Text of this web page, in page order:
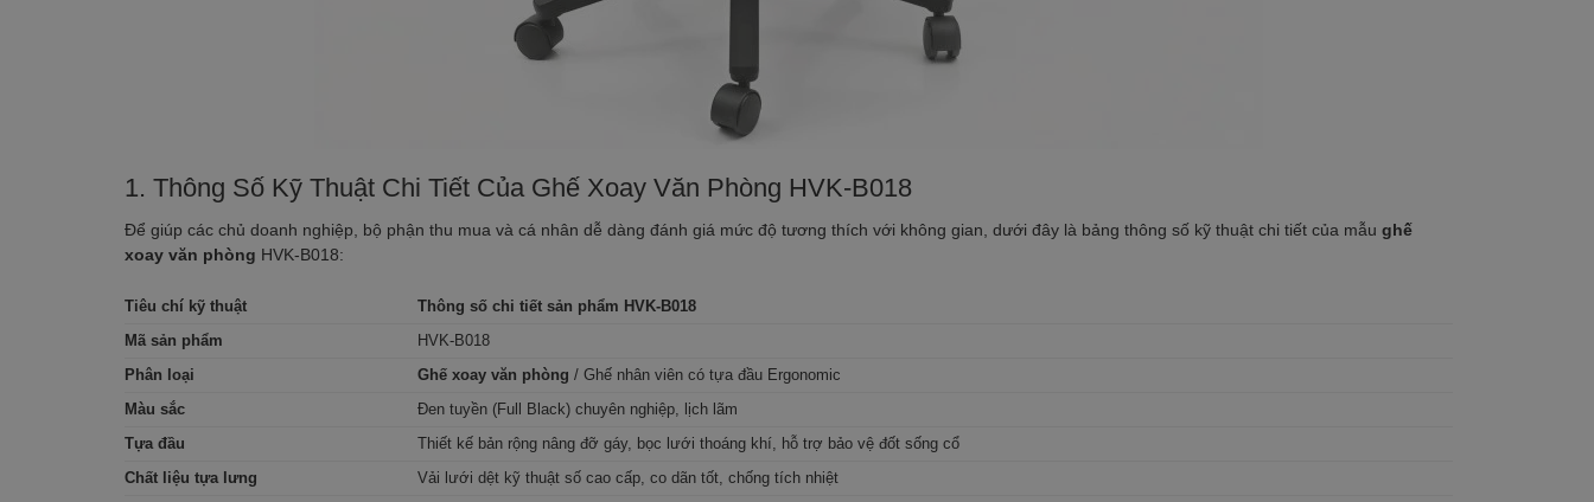
1. Thông Số Kỹ Thuật Chi Tiết Của Ghế Xoay Văn Phòng HVK-B018
Để giúp các chủ doanh nghiệp, bộ phận thu mua và cá nhân dễ dàng đánh giá mức độ tương thích với không gian, dưới đây là bảng thông số kỹ thuật chi tiết của mẫu ghế
xoay văn phòng HVK-B018:
Tiêu chí kỹ thuật Thông số chi tiết sản phẩm HVK-B018
Mã sản phẩm HVK-B018
Phân loại Ghế xoay văn phòng / Ghế nhân viên có tựa đầu Ergonomic
Màu sắc Đen tuyền (Full Black) chuyên nghiệp, lịch lãm
Tựa đầu Thiết kế bản rộng nâng đỡ gáy, bọc lưới thoáng khí, hỗ trợ bảo vệ đốt sống cổ
Chất liệu tựa lưng Vải lưới dệt kỹ thuật số cao cấp, co dãn tốt, chống tích nhiệt